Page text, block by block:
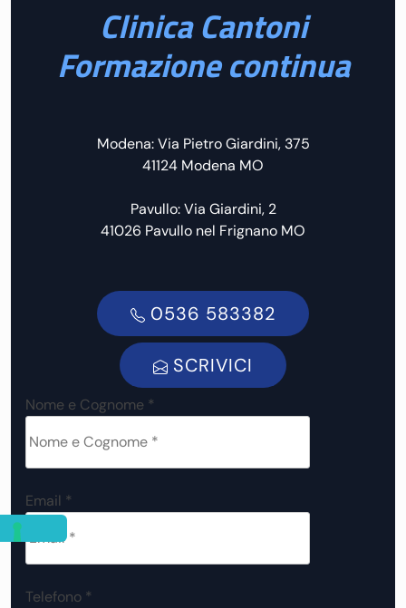
Clinica Cantoni
Formazione continua
Modena: Via Pietro Giardini, 375
41124 Modena MO
Pavullo: Via Giardini, 2
41026 Pavullo nel Frignano MO
0536 583382
SCRIVICI
Nome e Cognome *
Email *
Telefono *